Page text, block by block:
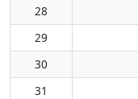
28
29
30
31